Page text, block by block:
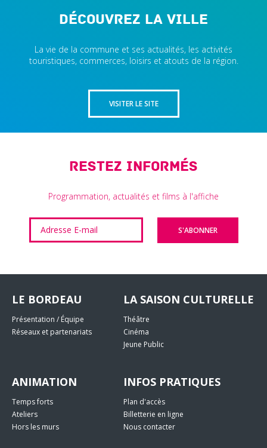
Découvrez la ville
La vie de la commune et ses actualités, les activités
touristiques, commerces, loisirs et atouts de la région.
VISITER LE SITE
Restez informés
Programmation, actualités et films à l'affiche
LE BORDEAU
Présentation / Équipe
Réseaux et partenariats
LA SAISON CULTURELLE
Théâtre
Cinéma
Jeune Public
ANIMATION
Temps forts
Ateliers
Hors les murs
INFOS PRATIQUES
Plan d'accès
Billetterie en ligne
Nous contacter